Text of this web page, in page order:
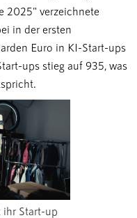
2025" verzeichnete
in der ersten
Euro in KI-Start-ups
ups stieg auf 935, was
ihr Start-up